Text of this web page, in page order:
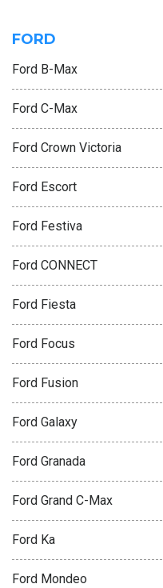
FORD
Ford B-Max
Ford C-Max
Ford Crown Victoria
Ford Escort
Ford Festiva
Ford CONNECT
Ford Fiesta
Ford Focus
Ford Fusion
Ford Galaxy
Ford Granada
Ford Grand C-Max
Ford Ka
Ford Mondeo